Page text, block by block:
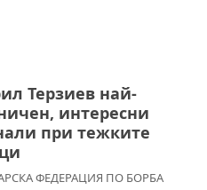
Терзиев най-
интересни
при тежките
ФЕДЕРАЦИЯ ПО БОРБА